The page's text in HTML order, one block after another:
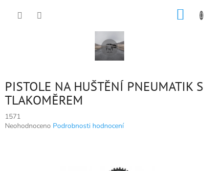
PISTOLE NA HUŠTĚNÍ PNEUMATIK S
TLAKOMĚREM
1571
Průměrné
Neohodnoceno Podrobnosti hodnocení